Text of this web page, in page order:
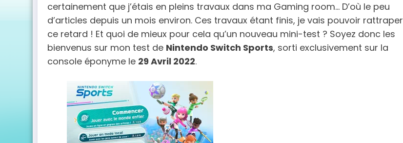
certainement que j’étais en pleins travaux dans ma Gaming room… D’où le peu
d’articles depuis un mois environ. Ces travaux étant finis, je vais pouvoir rattraper
ce retard ! Et quoi de mieux pour cela qu’un nouveau mini-test ? Soyez donc les
bienvenus sur mon test de Nintendo Switch Sports, sorti exclusivement sur la
console éponyme le 29 Avril 2022.